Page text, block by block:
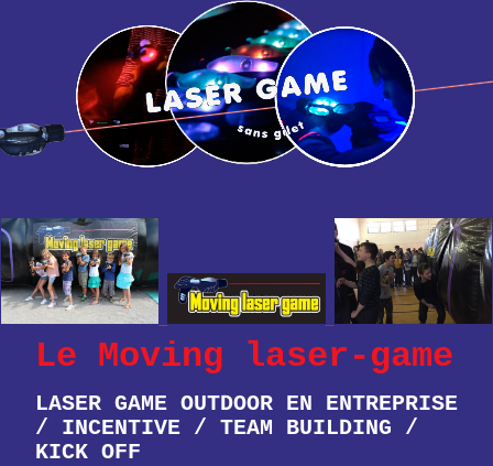
Le Moving laser-game
LASER GAME OUTDOOR EN ENTREPRISE
/ INCENTIVE / TEAM BUILDING /
KICK OFF